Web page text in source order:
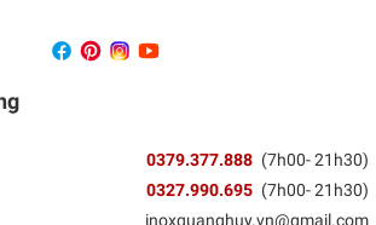
0379.377.888 (7h00- 21h30)
0327.990.695 (7h00- 21h30)
inoxquanghuy.vn@gmail.com